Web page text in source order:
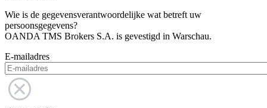
Wie is de gegevensverantwoordelijke wat betreft uw
persoonsgegevens?
OANDA TMS Brokers S.A. is gevestigd in Warschau.
E-mailadres